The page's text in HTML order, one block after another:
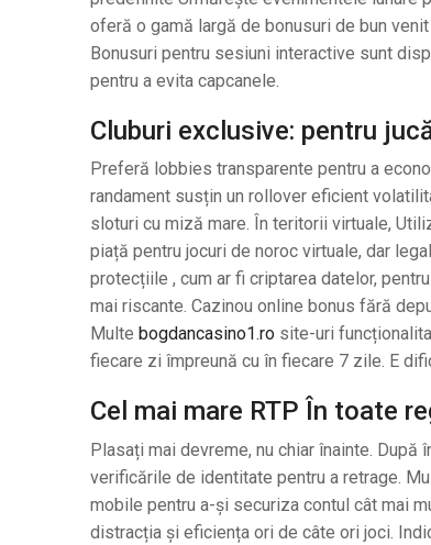
oferă o gamă largă de bonusuri de bun
Bonusuri pentru sesiuni interactive sunt
pentru a evita capcanele.
Cluburi exclusive: pentru
Preferă lobbies transparente pentru a
randament susțin un rollover eficient
sloturi cu miză mare. În teritorii virtuale,
piață pentru jocuri de noroc virtuale, dar
protecțiile , cum ar fi criptarea datelor,
mai riscante. Cazinou online bonus fără
Multe bogdancasino1.ro site-uri
fiecare zi împreună cu în fiecare 7 zile. E
Cel mai mare RTP În toate
Plasați mai devreme, nu chiar înainte.
verificările de identitate pentru a retrage.
mobile pentru a-și securiza contul cât mai
distracția și eficiența ori de câte ori joci.